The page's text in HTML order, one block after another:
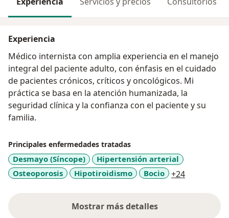
Experiencia
Médico internista con amplia experiencia en el manejo
integral del paciente adulto, con énfasis en el cuidado
de pacientes crónicos, críticos y oncológicos. Mi
práctica se basa en la atención humanizada, la
seguridad clínica y la confianza con el paciente y su
familia.
Principales enfermedades tratadas
Desmayo (Síncope)
Hipertensión arterial
Osteoporosis
Hipotiroidismo Bocio +24
Mostrar más detalles
sobre la experiencia